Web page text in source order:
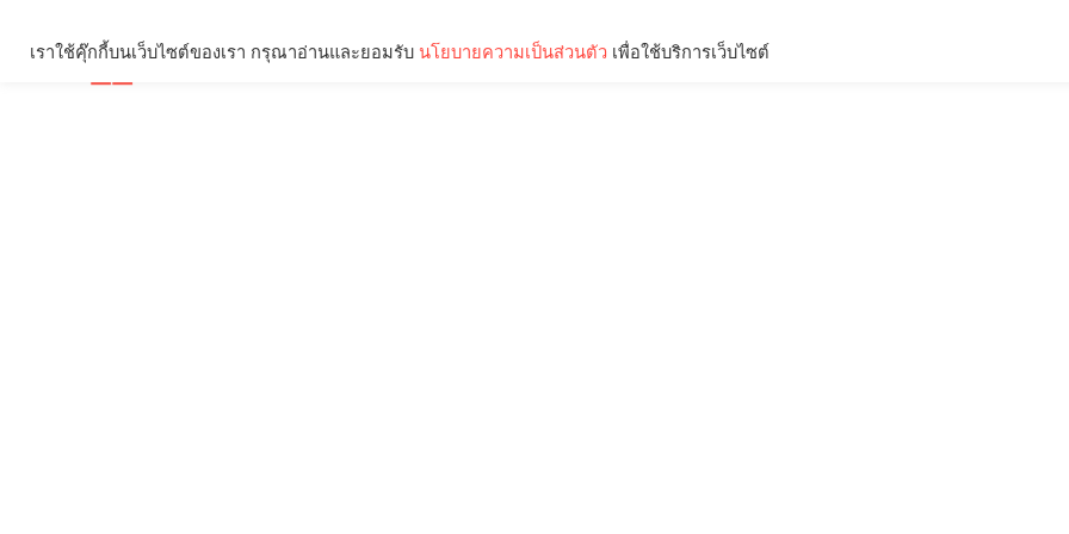
เราใช้คุ๊กกี้บนเว็บไซต์ของเรา กรุณาอ่านและยอมรับ นโยบายความเป็นส่วนตัว เพื่อใช้บริการเว็บไซต์